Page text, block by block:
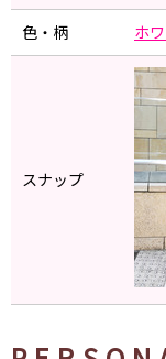
色・柄 ホ
スナップ